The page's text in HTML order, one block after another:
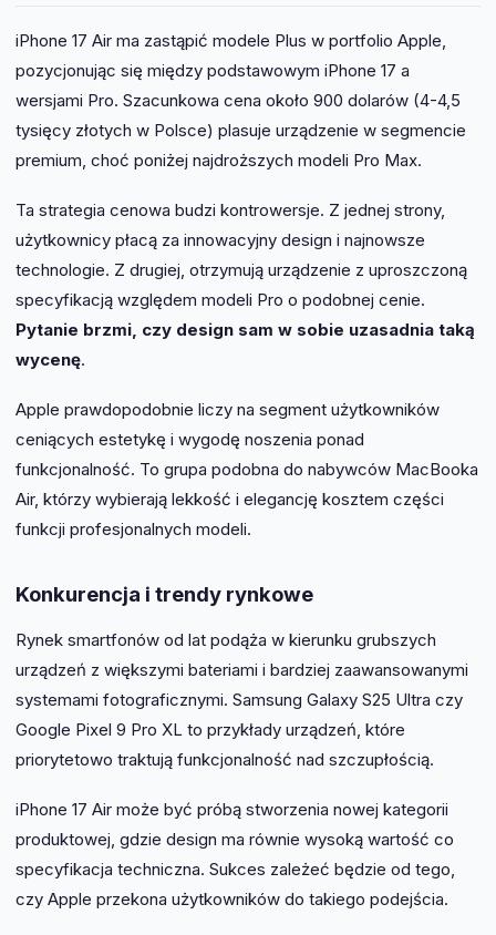
iPhone 17 Air ma zastąpić modele Plus w portfolio Apple,
pozycjonując się między podstawowym iPhone 17 a
wersjami Pro. Szacunkowa cena około 900 dolarów (4-4,5
tysięcy złotych w Polsce) plasuje urządzenie w segmencie
premium, choć poniżej najdroższych modeli Pro Max.
Ta strategia cenowa budzi kontrowersje. Z jednej strony,
użytkownicy płacą za innowacyjny design i najnowsze
technologie. Z drugiej, otrzymują urządzenie z uproszczoną
specyfikacją względem modeli Pro o podobnej cenie.
Pytanie brzmi, czy design sam w sobie uzasadnia taką
wycenę.
Apple prawdopodobnie liczy na segment użytkowników
ceniących estetykę i wygodę noszenia ponad
funkcjonalność. To grupa podobna do nabywców MacBooka
Air, którzy wybierają lekkość i elegancję kosztem części
funkcji profesjonalnych modeli.
Konkurencja i trendy rynkowe
Rynek smartfonów od lat podąża w kierunku grubszych
urządzeń z większymi bateriami i bardziej zaawansowanymi
systemami fotograficznymi. Samsung Galaxy S25 Ultra czy
Google Pixel 9 Pro XL to przykłady urządzeń, które
priorytetowo traktują funkcjonalność nad szczupłością.
iPhone 17 Air może być próbą stworzenia nowej kategorii
produktowej, gdzie design ma równie wysoką wartość co
specyfikacja techniczna. Sukces zależeć będzie od tego,
czy Apple przekona użytkowników do takiego podejścia.